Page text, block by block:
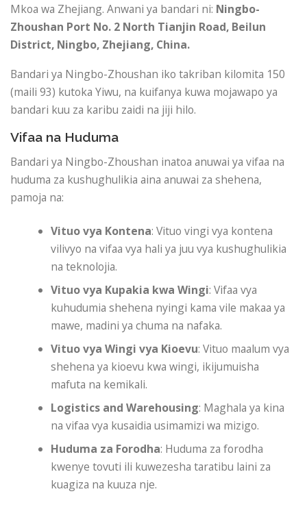
Mkoa wa Zhejiang. Anwani ya bandari ni: Ningbo-
Zhoushan Port No. 2 North Tianjin Road, Beilun
District, Ningbo, Zhejiang, China.
Bandari ya Ningbo-Zhoushan iko takriban kilomita 150
(maili 93) kutoka Yiwu, na kuifanya kuwa mojawapo ya
bandari kuu za karibu zaidi na jiji hilo.
Vifaa na Huduma
Bandari ya Ningbo-Zhoushan inatoa anuwai ya vifaa na
huduma za kushughulikia aina anuwai za shehena,
pamoja na:
Vituo vya Kontena: Vituo vingi vya kontena
vilivyo na vifaa vya hali ya juu vya kushughulikia
na teknolojia.
Vituo vya Kupakia kwa Wingi: Vifaa vya
kuhudumia shehena nyingi kama vile makaa ya
mawe, madini ya chuma na nafaka.
Vituo vya Wingi vya Kioevu: Vituo maalum vya
shehena ya kioevu kwa wingi, ikijumuisha
mafuta na kemikali.
Logistics and Warehousing: Maghala ya kina
na vifaa vya kusaidia usimamizi wa mizigo.
Huduma za Forodha: Huduma za forodha
kwenye tovuti ili kuwezesha taratibu laini za
kuagiza na kuuza nje.